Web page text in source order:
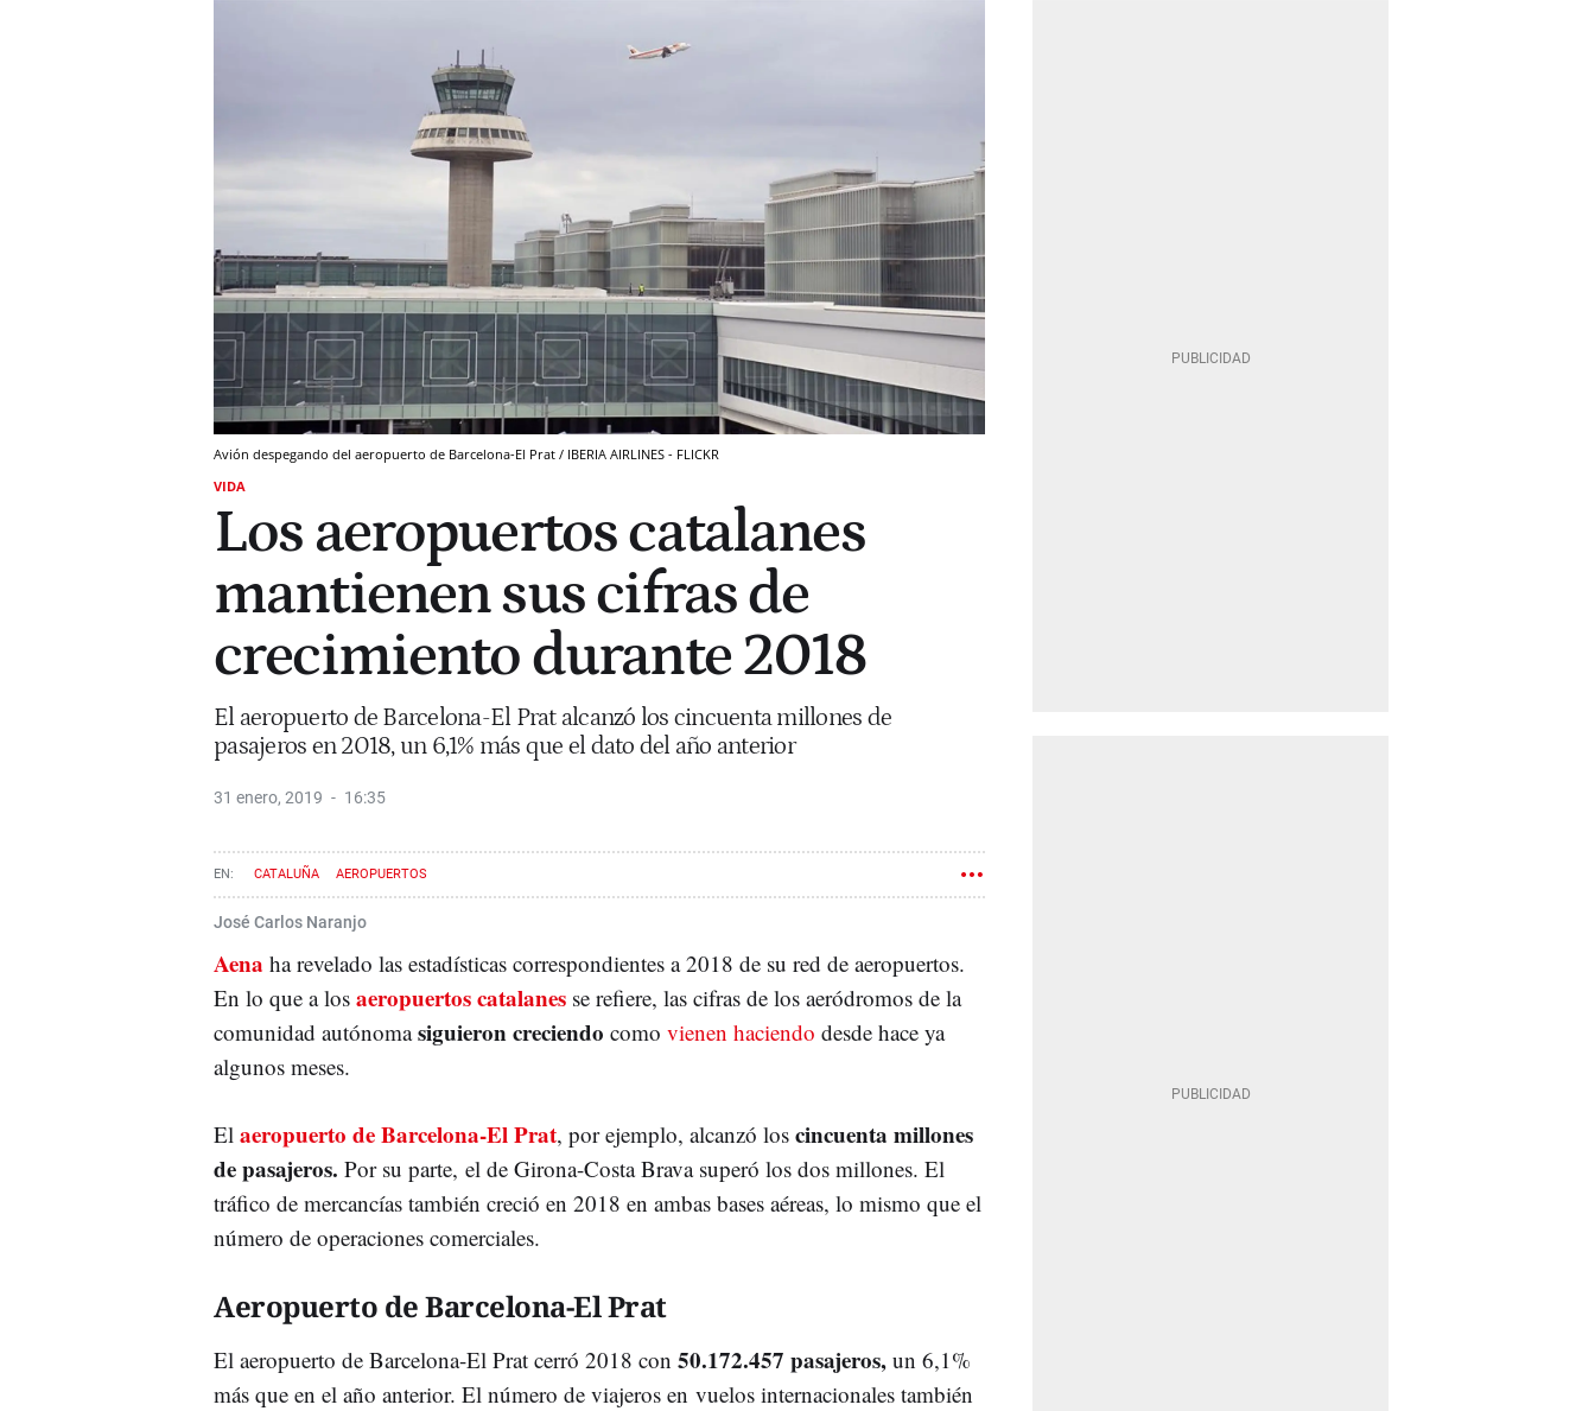
Avión despegando del aeropuerto de Barcelona-El Prat / IBERIA AIRLINES - FLICKR
VIDA
Los aeropuertos catalanes
mantienen sus cifras de
crecimiento durante 2018
El aeropuerto de Barcelona-El Prat alcanzó los cincuenta millones de
pasajeros en 2018, un 6,1% más que el dato del año anterior
31 enero, 2019 16:35
CATALUÑA AEROPUERTOS
José Carlos Naranjo
Aena ha revelado las estadísticas correspondientes a 2018 de su red de aeropuertos.
En lo que a los aeropuertos catalanes se refiere, las cifras de los aeródromos de la
comunidad autónomasiguieron creciendo como vienen haciendo desde hace ya
algunos meses.
El aeropuerto de Barcelona-El Prat, por ejemplo, alcanzó los cincuenta millones
de pasajeros. Por su parte, el de Girona-Costa Brava superó los dos millones. El
tráfico de mercancías también creció en 2018 en ambas bases aéreas, lo mismo que el
número de operaciones comerciales.
Aeropuerto de Barcelona-El Prat
El aeropuerto de Barcelona-El Prat cerró 2018 con 50.172.457 pasajeros, un 6,1%
más que en el año anterior. El número de viajeros en vuelos internacionales también